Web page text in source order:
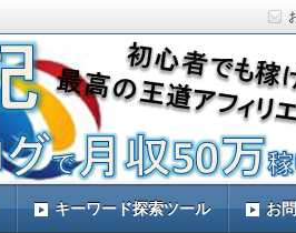
ューサイト！
エイトで稼ぐ方法などをレビューし
キーワード探索ツール お